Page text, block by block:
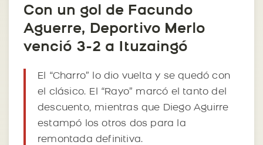
Con un gol de Facundo
Aguerre, Deportivo Merlo
venció 3-2 a Ituzaingó
El “Charro” lo dio vuelta y se quedó con
el clásico. El “Rayo” marcó el tanto del
descuento, mientras que Diego Aguirre
estampó los otros dos para la
remontada definitiva.